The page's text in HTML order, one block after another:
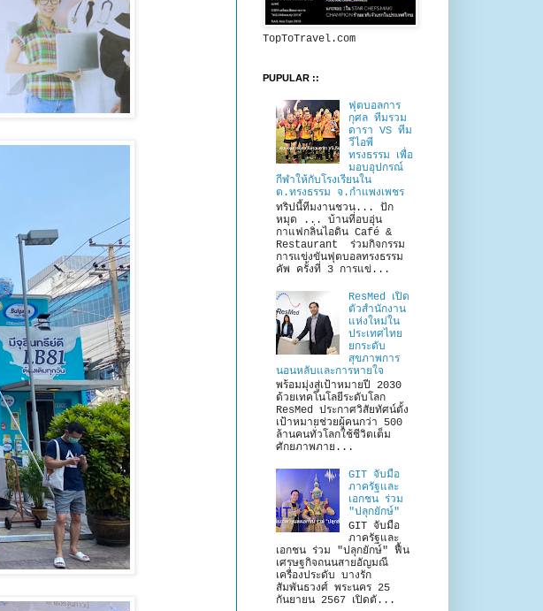
TopToTravel.com
PUPULAR ::
ฟุตบอลการ
กุศล ทีมรวม
ดารา VS ทีม
วีไอพี
ทรงธรรม เพื่อ
มอบอุปกรณ์
กีฬาให้กับโรงเรียนใน
ต.ทรงธรรม จ.กำแพงเพชร
ทริปนี้ทีมงานชวน... ปัก
หมุด ... บ้านที่อบอุ่น
กาแฟกลิ่นไอดิน Café &
Restaurant ร่วมกิจกรรม
การแข่งขันฟุตบอลทรงธรรม
คัพ ครั้งที่ 3 การแข่...
ResMed เปิด
ตัวสำนักงาน
แห่งใหม่ใน
ประเทศไทย
ยกระดับ
สุขภาพการ
นอนหลับและการหายใจ
พร้อมมุ่งสู่เป้าหมายปี 2030
ด้วยเทคโนโลยีระดับโลก
ResMed ประกาศวิสัยทัศน์ตั้ง
เป้าหมายช่วยผู้คนกว่า 500
ล้านคนทั่วโลกใช้ชีวิตเต็ม
ศักยภาพภาย...
GIT จับมือ
ภาครัฐและ
เอกชน ร่วม
"ปลุกยักษ์"
GIT จับมือ
ภาครัฐและ
เอกชน ร่วม "ปลุกยักษ์" ฟื้น
เศรษฐกิจถนนสายอัญมณี
เครื่องประดับ บางรัก
สัมพันธวงศ์ พระนคร 25
กันยายน 2567 เปิดตั...